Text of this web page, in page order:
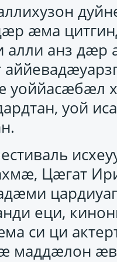
ӕма
алли анз дӕр
уоййасӕбӕл
уой
Цӕгат
еци,
си ци
маддӕлон